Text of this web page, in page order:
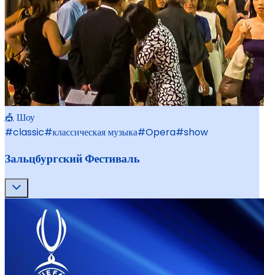
🎪 Шоу
#classic#классическая музыка#Opera#show
Зальцбургский Фестиваль